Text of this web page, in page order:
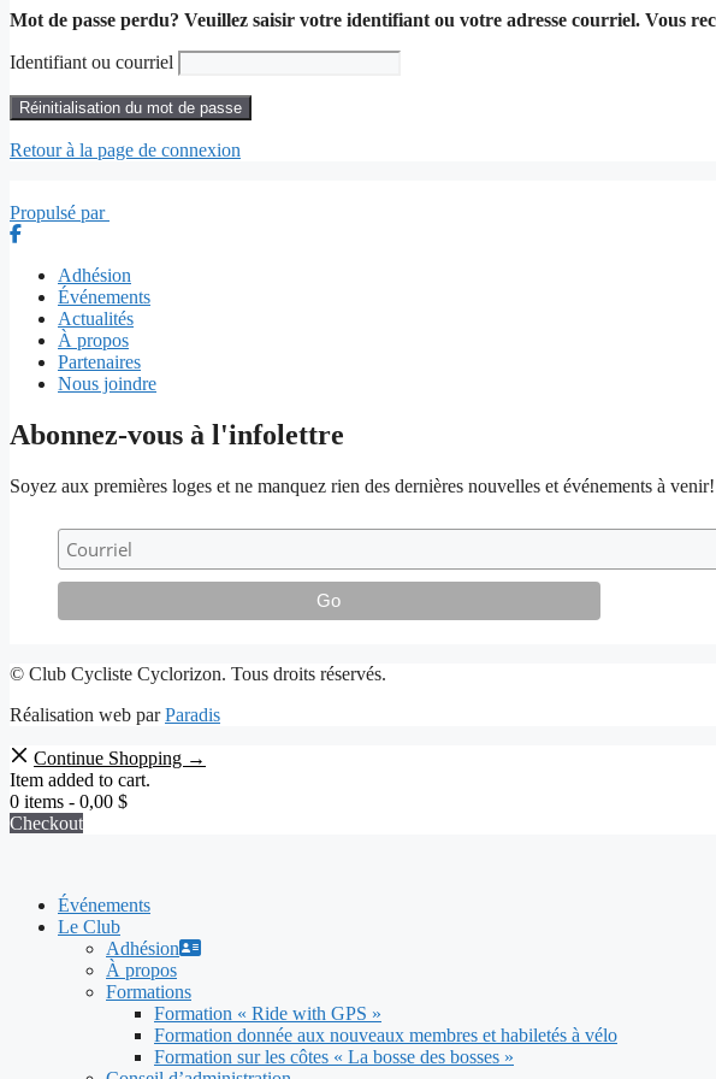
Mot de passe perdu? Veuillez saisir votre identifiant ou votre adresse courriel. Vous
Identifiant ou courriel
Réinitialisation du mot de passe
Retour à la page de connexion
Propulsé par
Adhésion
Événements
Actualités
À propos
Partenaires
Nous joindre
Abonnez-vous à l'infolettre
Soyez aux premières loges et ne manquez rien des dernières nouvelles et événements à venir!
© Club Cycliste Cyclorizon. Tous droits réservés.
Réalisation web parParadis
Continue Shopping →
Item added to cart.
0 items - 0,00 $
Checkout
Événements
Le Club
Adhésion
À propos
Formations
Formation « Ride with GPS »
Formation donnée aux nouveaux membres et habiletés à vélo
Formation sur les côtes « La bosse des bosses »